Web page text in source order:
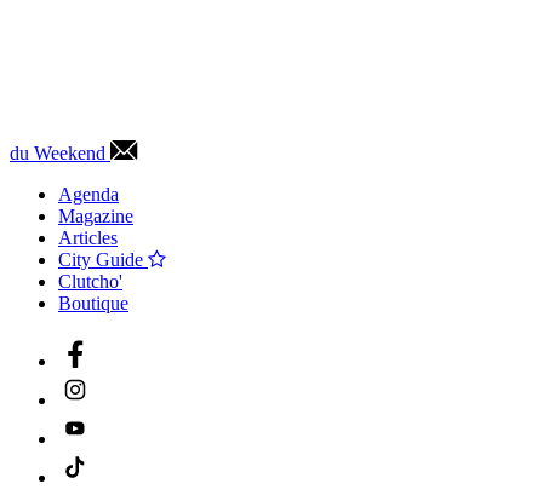
du Weekend
Agenda
Magazine
Articles
City Guide
Clutcho'
Boutique